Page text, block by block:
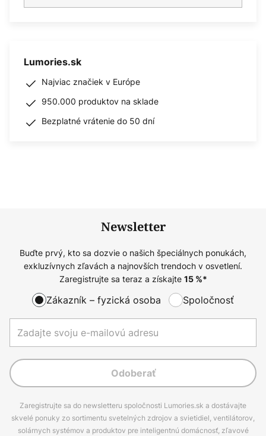
Lumories.sk
Najviac značiek v Európe
950.000 produktov na sklade
Bezplatné vrátenie do 50 dní
Newsletter
Buďte prvý, kto sa dozvie o našich špeciálnych ponukách,
exkluzívnych zľavách a najnovších trendoch v osvetlení.
Zaregistrujte sa teraz a získajte 15%*
Zákazník – fyzická osoba Spoločnosť
Odoberať
Zaregistrujte sa do newsletteru spoločnosti Lumories.sk a dostávajte
skvelé ponuky zo sortimentu svetelných zdrojov a svietidiel, ventilátorov,
solárnych systémov a produktov pre inteligentnú domácnosť, zľavové